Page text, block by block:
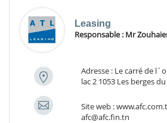
Leasing
Responsable : Mr
Adresse : Le carré de
lac 2 1053 Les berges
Site web :
afc@afc.fin.tn